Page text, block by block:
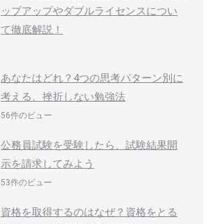
ップアップやダブルライセンスについ
て徹底解説！
あなたはどれ？4つの思考パターン別に
考える、挫折しない勉強法
56件のビュー
公務員試験を受験したら、試験結果開
示を請求してみよう
53件のビュー
資格を取得するのはなぜ？資格をとる